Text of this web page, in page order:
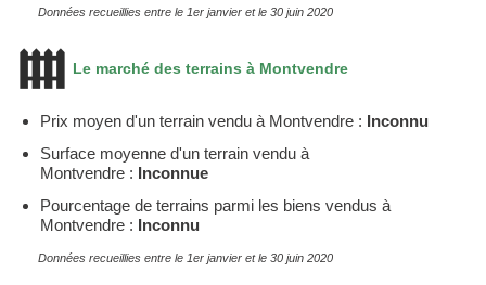
Données recueillies entre le 1er janvier et le 30 juin 2020
Le marché des terrains à Montvendre
Prix moyen d'un terrain vendu à Montvendre : Inconnu
Surface moyenne d'un terrain vendu à
Montvendre : Inconnue
Pourcentage de terrains parmi les biens vendus à
Montvendre : Inconnu
Données recueillies entre le 1er janvier et le 30 juin 2020